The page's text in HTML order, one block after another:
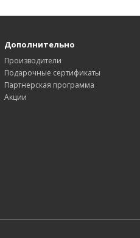
Дополнительно
Производители
Подарочные сертификаты
Партнерская программа
Акции